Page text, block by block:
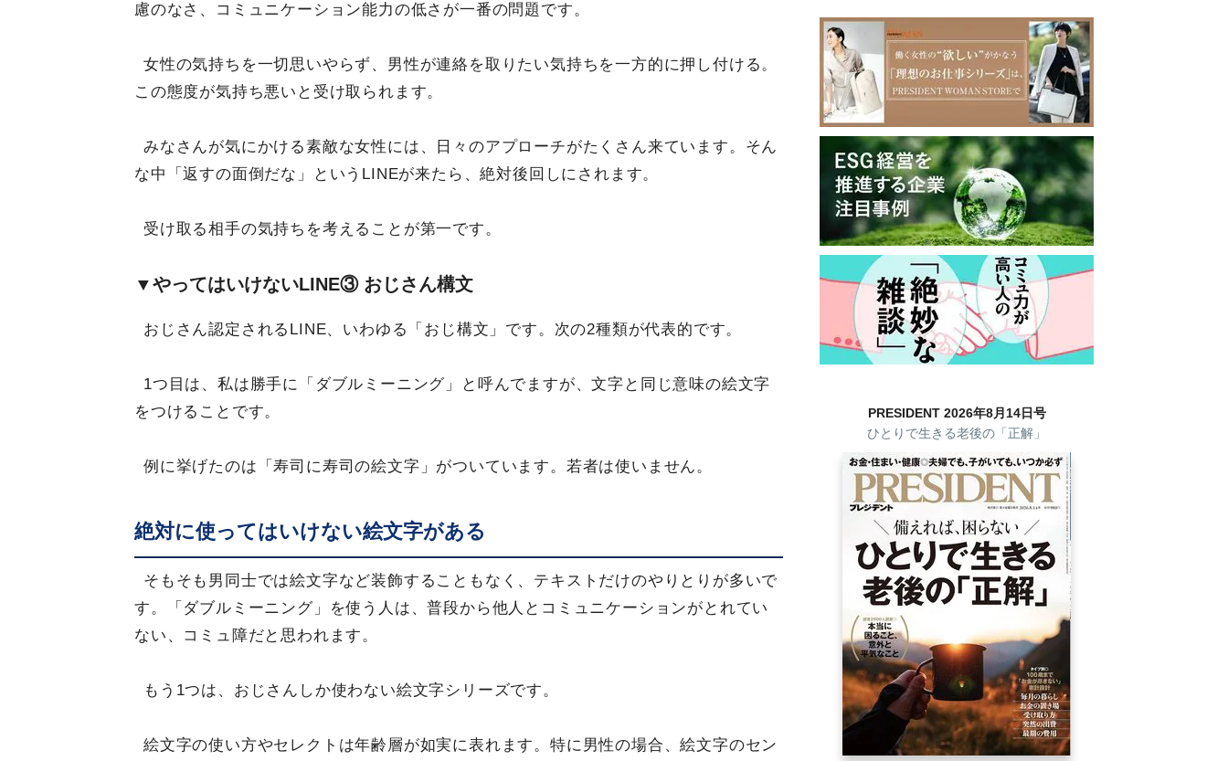
慮のなさ、コミュニケーション能力の低さが一番の問題です。
女性の気持ちを一切思いやらず、男性が連絡を取りたい気持ちを一方的に押し付ける。
この態度が気持ち悪いと受け取られます。
みなさんが気にかける素敵な女性には、日々のアプローチがたくさん来ています。そん
な中「返すの面倒だな」というLINEが来たら、絶対後回しにされます。
受け取る相手の気持ちを考えることが第一です。
▼やってはいけないLINE③ おじさん構文
おじさん認定されるLINE、いわゆる「おじ構文」です。次の2種類が代表的です。
1つ目は、私は勝手に「ダブルミーニング」と呼んでますが、文字と同じ意味の絵文字
をつけることです。
例に挙げたのは「寿司に寿司の絵文字」がついています。若者は使いません。
絶対に使ってはいけない絵文字がある
そもそも男同士では絵文字など装飾することもなく、テキストだけのやりとりが多いで
す。「ダブルミーニング」を使う人は、普段から他人とコミュニケーションがとれてい
ない、コミュ障だと思われます。
もう1つは、おじさんしか使わない絵文字シリーズです。
絵文字の使い方やセレクトは年齢層が如実に表れます。特に男性の場合、絵文字のセン
PRESIDENT 2026年8月14日号
ひとりで生きる老後の「正解」